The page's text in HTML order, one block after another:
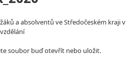
a absolventů ve Středočeském kraji v
soubor buď otevřít nebo uložit.